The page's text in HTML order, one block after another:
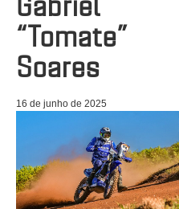
“Tomate”
Soares
16 de junho de 2025